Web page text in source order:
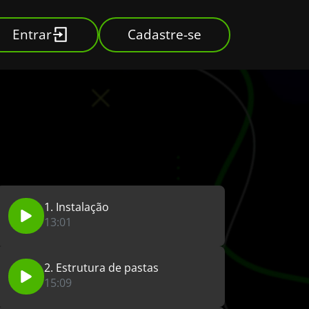
Entrar Cadastre-se
1. Instalação
13:01
2. Estrutura de pastas
15:09